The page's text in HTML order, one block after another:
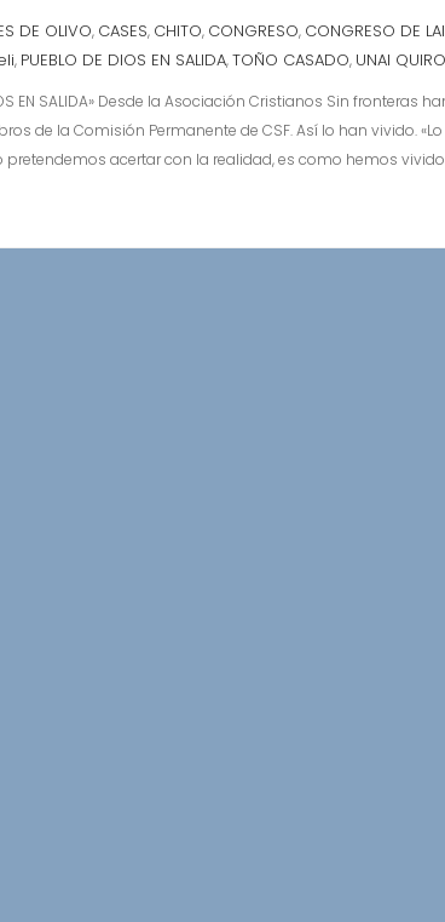
DE OLIVO, CASES, CHITO, CONGRESO, CONGRESO DE
, PUEBLO DE DIOS EN SALIDA,TOÑO CASADO, UNAI
EN SALIDA» Desde la Asociación Cristianos Sin
de la Comisión Permanente de CSF. Así lo han vivido.
pretendemos acertar con la realidad, es como hemos